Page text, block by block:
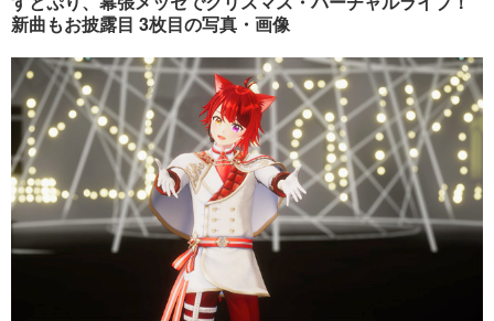
音楽 スポーツ
ショッピング その他
ペット ショッピング
その他
プッシュ通知の停止方法
新曲もお披露目 3枚目の写真・画像